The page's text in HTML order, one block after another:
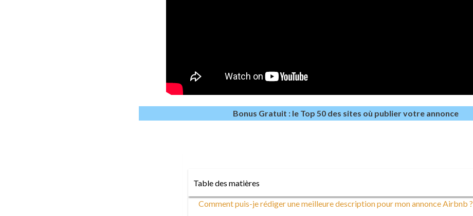
Bonus Gratuit : le Top 50 des sites où publier votre annonce
Table des matières
Comment puis-je rédiger une meilleure description pour mon annonce Airbnb ?